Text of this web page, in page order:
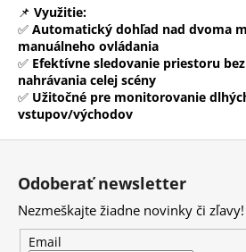
📌 Využitie:
✅ Automatický dohľad nad dvoma
manuálneho ovládania
✅ Efektívne sledovanie priestoru
nahrávania celej scény
✅ Užitočné pre monitorovanie
vstupov/východov
u
j
e
t
e
n
j
s
ť
Z
Odoberať newsletter
Nezmeškajte žiadne novinky či zľavy!
Email